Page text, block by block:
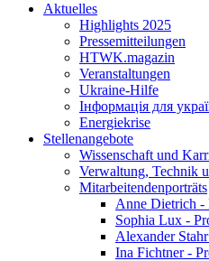
Aktuelles
Highlights 2025
Pressemitteilungen
HTWK.magazin
Veranstaltungen
Ukraine-Hilfe
Інформація для
Energiekrise
Stellenangebote
Wissenschaft und
Verwaltung, Technik
Mitarbeitendenporträts
Anne Dietrich -
Sophia Lux -
Alexander
Ina Fichtner -